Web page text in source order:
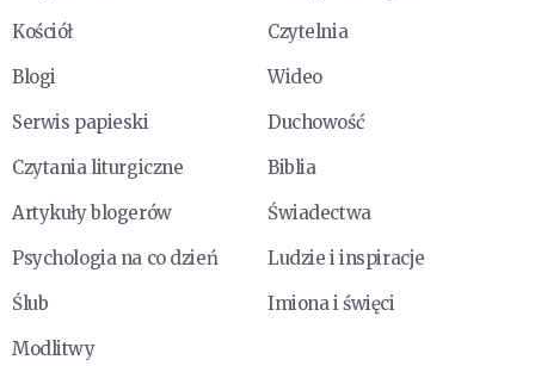
Kościół
Czytelnia
Blogi
Wideo
Serwis papieski
Duchowość
Czytania liturgiczne
Biblia
Artykuły blogerów
Świadectwa
Psychologia na co dzień
Ludzie i inspiracje
Ślub
Imiona i święci
Modlitwy